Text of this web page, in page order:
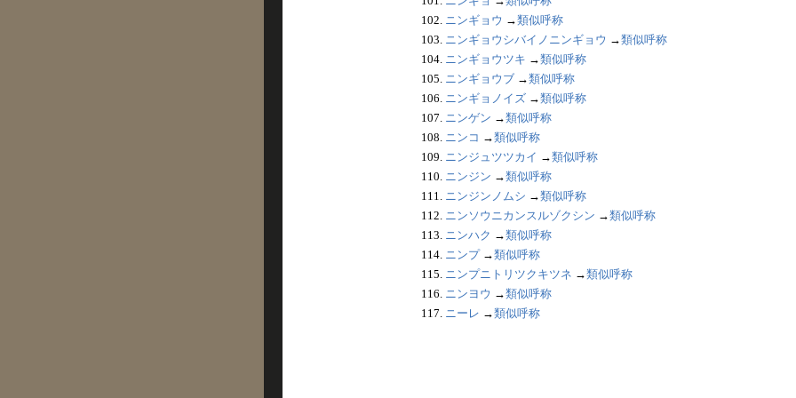
102. ニンギョウ →類似呼称
103. ニンギョウシバイノニンギョウ →類似呼称
104. ニンギョウツキ →類似呼称
105. ニンギョウブ →類似呼称
106. ニンギョノイズ →類似呼称
107. ニンゲン →類似呼称
108. ニンコ →類似呼称
109. ニンジュツツカイ →類似呼称
110. ニンジン →類似呼称
111. ニンジンノムシ →類似呼称
112. ニンソウニカンスルゾクシン →類似呼称
113. ニンハク →類似呼称
114. ニンプ→類似呼称
115. ニンプニトリツクキツネ →類似呼称
116. ニンヨウ →類似呼称
117. ニーレ →類似呼称